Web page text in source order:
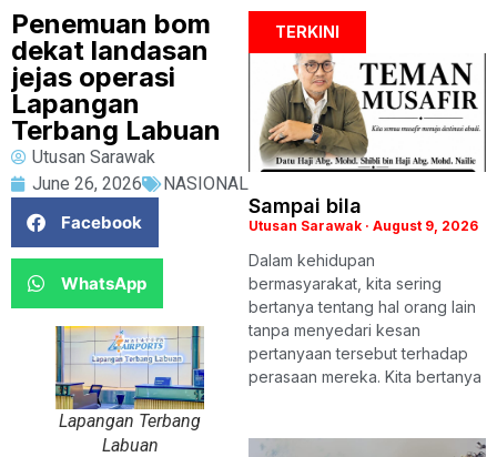
Penemuan bom
dekat landasan
jejas operasi
Lapangan
Terbang Labuan
Utusan Sarawak
June 26, 2026
NASIONAL
Facebook
WhatsApp
Lapangan Terbang
Labuan
TERKINI
Sampai bila
Utusan Sarawak August 9, 2026
Dalam kehidupan
bermasyarakat, kita sering
bertanya tentang hal orang lain
tanpa menyedari kesan
pertanyaan tersebut terhadap
perasaan mereka. Kita bertanya